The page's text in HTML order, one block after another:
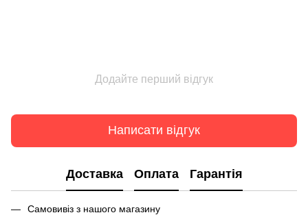
Додайте перший відгук
Написати відгук
Доставка Оплата Гарантія
Самовивіз з нашого магазину